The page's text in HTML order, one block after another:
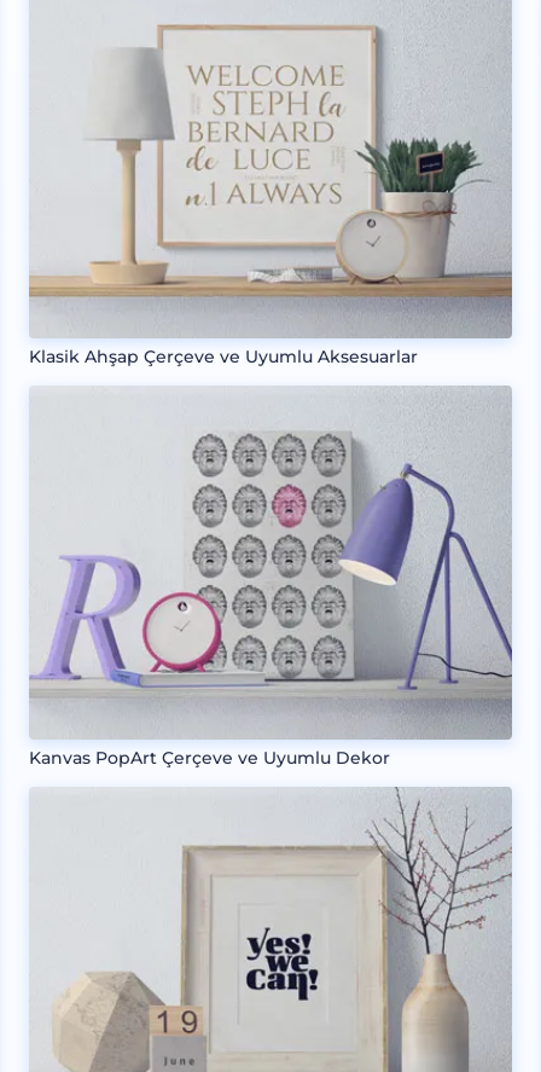
Klasik Ahşap Çerçeve ve Uyumlu Aksesuarlar
Kanvas PopArt Çerçeve ve Uyumlu Dekor